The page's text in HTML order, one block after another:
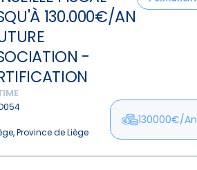
130.000€/AN
-
Province de Liège
130000€/An
an